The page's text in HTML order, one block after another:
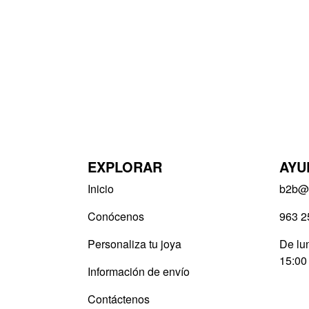
963
De
15:00
EXPLORAR
Inicio
Conócenos
Personaliza tu joya
Información de envío
Contáctenos